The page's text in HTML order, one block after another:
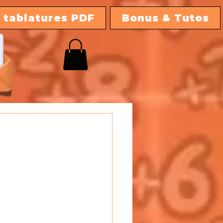
tablatures PDF Bonus & Tutos